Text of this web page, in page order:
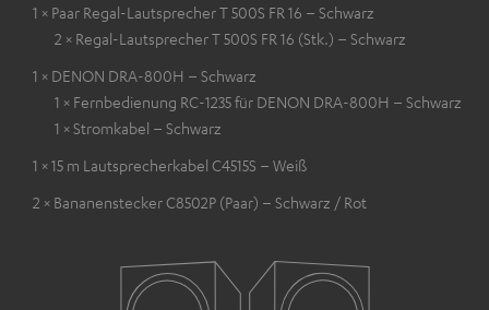
1 × Paar Regal-Lautsprecher T 500S FR 16 – Schwarz
2 × Regal-Lautsprecher T 500S FR 16 (Stk.) – Schwarz
1 × DENON DRA-800H – Schwarz
1 × Fernbedienung RC-1235 für DENON DRA-800H – Schwarz
1 × Stromkabel – Schwarz
1 × 15 m Lautsprecherkabel C4515S – Weiß
2 × Bananenstecker C8502P (Paar) – Schwarz / Rot